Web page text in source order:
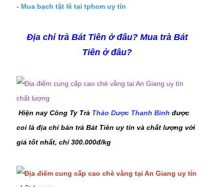
- Mua bạch tật lê tại tphcm uy tín
Địa chỉ trà Bát Tiên ở đâu? Mua trà Bát
Tiên ở đâu?
Hiện nay Công Ty Trà Thảo Dược Thanh Bình được
coi là địa chỉ bán trà Bát Tiên uy tín và chất lượng với
giá tốt nhất, chỉ 300.000đ/kg